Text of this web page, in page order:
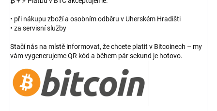
• při nákupu zboží a osobním odběru v Uherském Hradišti
• za servisní služby
Stačí nás na místě informovat, že chcete platit v Bitcoinech – my
vám vygenerujeme QR kód a během pár sekund je hotovo.